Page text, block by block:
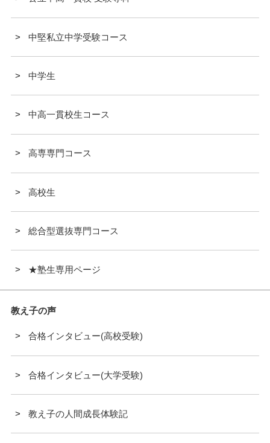
中堅私立中学受験コース
中学生
中高一貫校生コース
高専専門コース
高校生
総合型選抜専門コース
★塾生専用ページ
教え子の声
合格インタビュー(高校受験)
合格インタビュー(大学受験)
教え子の人間成長体験記